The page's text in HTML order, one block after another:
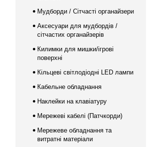
Мудборди / Сітчасті органайзери
Аксесуари для мудбордів /
сітчастих органайзерів
Килимки для мишки/ігрові
поверхні
Кільцеві світлодіодні LED лампи
Кабельне обладнання
Наклейки на клавіатуру
Мережеві кабелі (Патчкорди)
Мережеве обладнання та
витратні матеріали